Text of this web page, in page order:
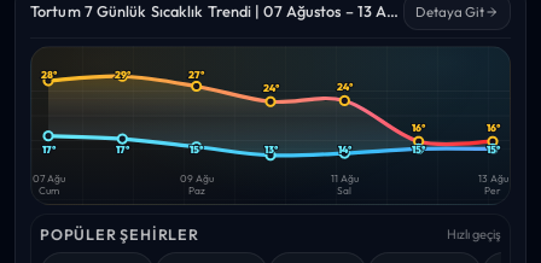
Tortum 7 Günlük Sıcaklık Trendi | 07 Ağustos – 13 Ağustos 2026 Detaya Git
Düşük
28°
17°
29°
17°
27°
15°
24°
13°
24°
14°
16°
15°
16°
15°
07 Ağu
Cum
09 Ağu
Paz
11 Ağu
Sal
13 Ağu
Per
POPÜLER ŞEHIRLER Hızlı geçiş